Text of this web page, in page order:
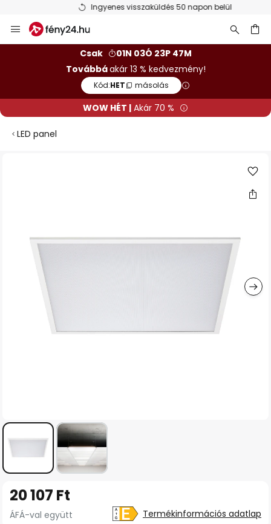
Ingyenes visszaküldés 50 napon belül
Ugrás
a
Csak
01N 03Ó 23P 47M
Továbbáakár 13 % kedvezmény!
Kód:HET másolás
WOW HÉT | Akár 70 %
LED panel
képgaléria
20 107 Ft
ÁFÁ-val együtt Termékinformációs adatlap